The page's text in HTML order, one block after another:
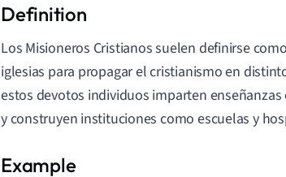
Los Misioneros Cristianos suelen definirse
iglesias para propagar el cristianismo en
estos devotos individuos imparten
y construyen instituciones como escuelas y